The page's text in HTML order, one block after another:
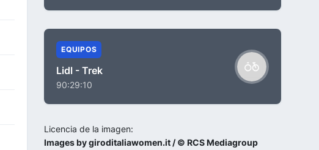
EQUIPOS
Lidl - Trek
90:29:10
Licencia de la imagen:
Images by giroditaliawomen.it / © RCS Mediagroup